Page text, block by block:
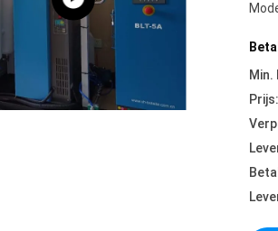
Prijs: